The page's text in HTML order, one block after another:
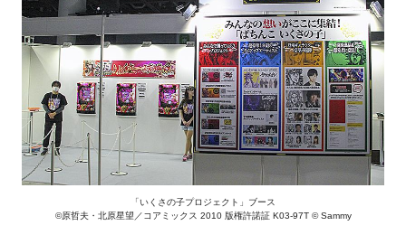
「いくさの子プロジェクト」ブース
©原哲夫・北原星望／コアミックス 2010 版権許諾証 K03-97T © Sammy